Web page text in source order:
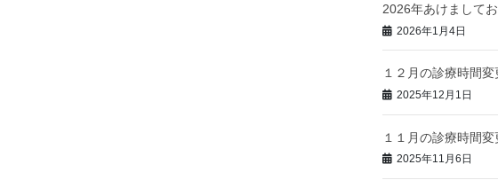
2026年あけまして
2026年1月4日
１２月の診療時間変
2025年12月1日
１１月の診療時間変
2025年11月6日